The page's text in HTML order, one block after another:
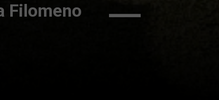
Filomeno